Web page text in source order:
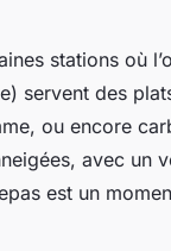
stations où
servent des
ou encore
avec un
est un